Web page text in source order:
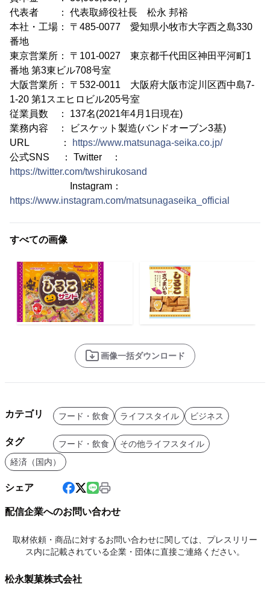
代表者 ： 代表取締役社長 松永 邦裕
本社・工場： 〒485-0077 愛知県小牧市大字西之島330
番地
東京営業所： 〒101-0027 東京都千代田区神田平河町1
番地 第3東ビル708号室
大阪営業所： 〒532-0011 大阪府大阪市淀川区西中島7-
1-20 第1スエヒロビル205号室
従業員数 ： 137名(2021年4月1日現在)
業務内容 ： ビスケット製造(バンドオーブン3基)
URL ：
https://www.matsunaga-seika.co.jp/
公式SNS ： Twitter ：
https://twitter.com/twshirukosand
Instagram：
https://www.instagram.com/matsunagaseika_official
すべての画像
画像一括ダウンロード
カテゴリ フード・飲食 ライフスタイル ビジネス
タグ フード・飲食
その他ライフスタイル
経済（国内）
シェア
配信企業へのお問い合わせ
取材依頼・商品に対するお問い合わせに関しては、プレスリリー
ス内に記載されている企業・団体に直接ご連絡ください。
松永製菓株式会社